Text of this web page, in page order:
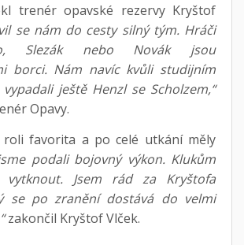
trenér opavské rezervy Kryštof
se nám do cesty silný tým. Hráči
Slezák nebo Novák jsou
borci. Nám navíc kvůli studijním
ještě Henzl se Scholzem,“
Opavy.
roli favorita a po celé utkání měly
podali bojovný výkon. Klukům
Jsem rád za Kryštofa
se po zranění dostává do velmi
zakončil Kryštof Vlček.